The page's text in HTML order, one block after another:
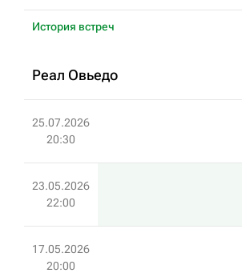
История встреч
Реал Овьедо
25.07.2026
20:30
23.05.2026
22:00
17.05.2026
20:00